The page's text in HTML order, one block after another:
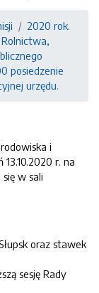
2020 rok.
posiedzenie
urzędu.
i
r. na
w sali
oraz stawek
sesję Rady